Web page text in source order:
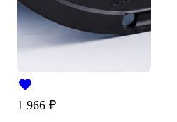
1 966 ₽